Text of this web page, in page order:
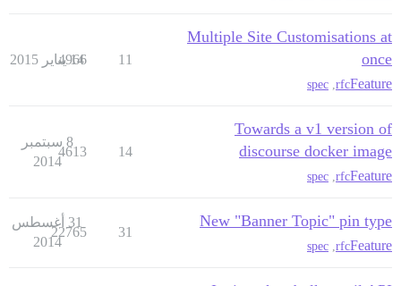
Multiple Site Customisations at
once
Feature
rfc
spec
11
4966
14 يناير 2015
Towards a v1 version of
discourse docker image
Feature
rfc
spec
14
4613
8 سبتمبر
2014
New "Banner Topic" pin type
Feature
rfc
spec
31
22765
31 أغسطس
2014